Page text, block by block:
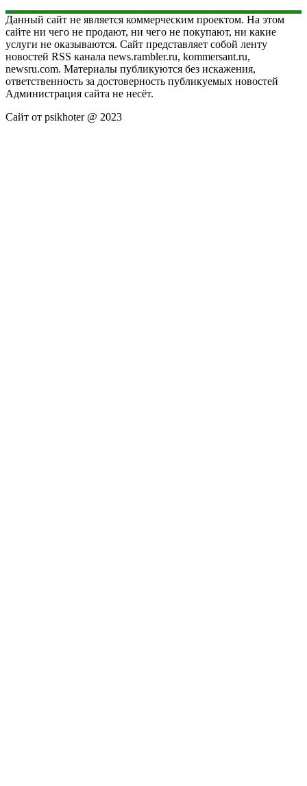
Данный сайт не является коммерческим проектом. На этом
сайте ни чего не продают, ни чего не покупают, ни какие
услуги не оказываются. Сайт представляет собой ленту
новостей RSS канала news.rambler.ru, kommersant.ru,
newsru.com. Материалы публикуются без искажения,
ответственность за достоверность публикуемых новостей
Администрация сайта не несёт.
Сайт от psikhoter @ 2023